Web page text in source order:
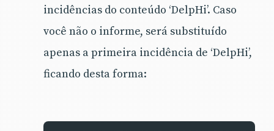
incidências do conteúdo ‘DelpHi’. Caso
você não o informe, será substituído
apenas a primeira incidência de ‘DelpHi’,
ficando desta forma: